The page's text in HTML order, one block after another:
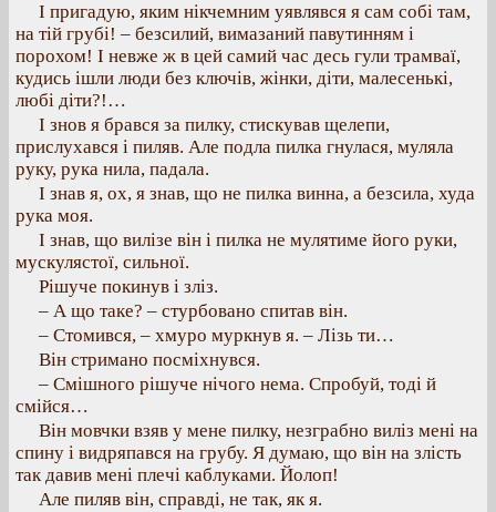
І пригадую, яким нікчемним уявлявся я сам собі там,
на тій грубі! – безсилий, вимазаний павутинням і
порохом! І невже ж в цей самий час десь гули трамваї,
кудись ішли люди без ключів, жінки, діти, малесенькі,
любі діти?!…
І знов я брався за пилку, стискував щелепи,
прислухався і пиляв. Але подла пилка гнулася, муляла
руку, рука нила, падала.
І знав я, ох, я знав, що не пилка винна, а безсила, худа
рука моя.
І знав, що вилізе він і пилка не мулятиме його руки,
мускулястої, сильної.
Рішуче покинув і зліз.
– А що таке? – стурбовано спитав він.
– Стомився, – хмуро муркнув я. – Лізь ти…
Він стримано посміхнувся.
– Смішного рішуче нічого нема. Спробуй, тоді й
смійся…
Він мовчки взяв у мене пилку, незграбно виліз мені на
спину і видряпався на грубу. Я думаю, що він на злість
так давив мені плечі каблуками. Йолоп!
Але пиляв він, справді, не так, як я.